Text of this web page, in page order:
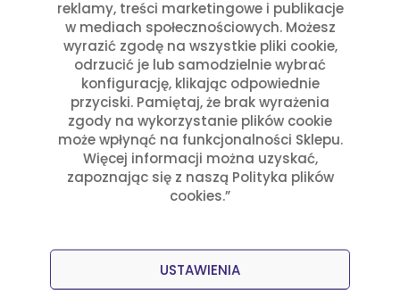
reklamy, treści marketingowe i publikacje
w mediach społecznościowych. Możesz
wyrazić zgodę na wszystkie pliki cookie,
odrzucić je lub samodzielnie wybrać
konfigurację, klikając odpowiednie
przyciski. Pamiętaj, że brak wyrażenia
zgody na wykorzystanie plików cookie
może wpłynąć na funkcjonalności Sklepu.
Więcej informacji można uzyskać,
zapoznając się z naszą Polityka plików
cookies.”
USTAWIENIA
promocjach.
Podając swój adres e-mail zapisujesz się do
newslettera i akceptujeszPolitykę prywatności